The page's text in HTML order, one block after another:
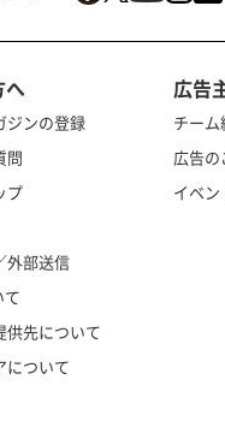
へ
ジンの登録
問
プ
外部送信
て
供先について
について
広告
チーム
広告の
イベ